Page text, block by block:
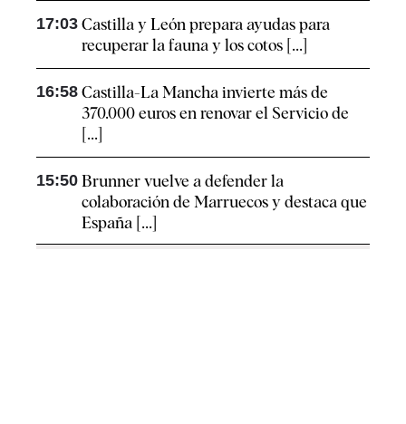
17:03 Castilla y León prepara ayudas para
recuperar la fauna y los cotos [...]
16:58 Castilla-La Mancha invierte más de
370.000 euros en renovar el Servicio de
[...]
15:50 Brunner vuelve a defender la
colaboración de Marruecos y destaca que
España [...]